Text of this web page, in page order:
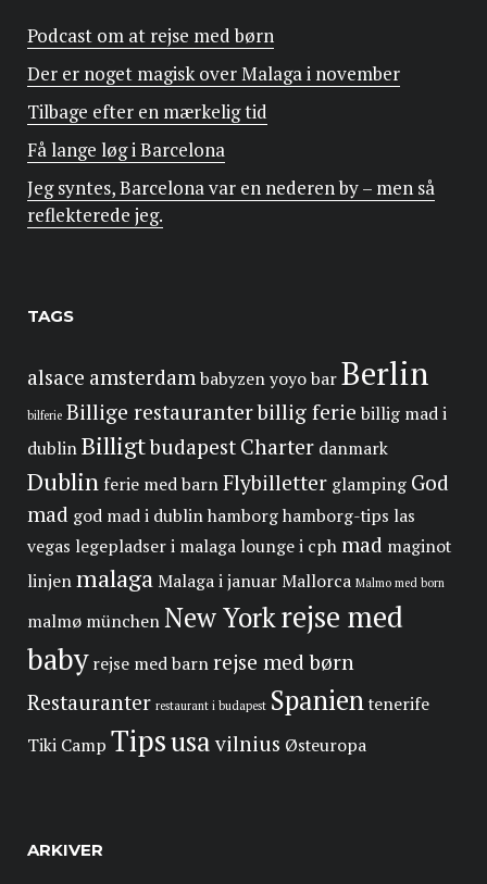
Podcast om at rejse med børn
Der er noget magisk over Malaga i november
Tilbage efter en mærkelig tid
Få lange løg i Barcelona
Jeg syntes, Barcelona var en nederen by – men så
reflekterede jeg.
TAGS
alsace amsterdambabyzen yoyobarBerlin
bilferie Billige restauranterbillig ferie billig mad i
dublinBilligtbudapestCharter danmark
Dublin ferie med barnFlybilletter glamping God
mad god mad i dublinhamborghamborg-tips las
vegas legepladser i malaga lounge i cphmad maginot
linjenmalagaMalaga i januarMallorca Malmo med born
malmø münchenNew Yorkrejse med
baby rejse med barnrejse med børn
Restauranter restaurant i budapest Spanientenerife
Tiki Camp Tipsusavilnius Østeuropa
ARKIVER